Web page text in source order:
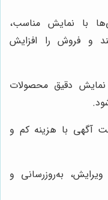
با نمایش مناسب،
و فروش را افزایش
نمایش دقیق محصولات
آگهی با هزینه کم و
ویرایش، به‌روزرسانی و